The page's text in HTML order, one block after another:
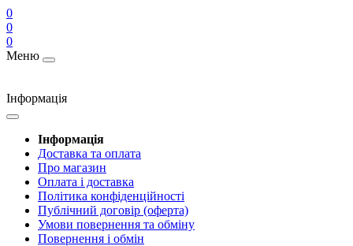
0
0
0
Меню
Інформація
Інформація
Доставка та оплата
Про магазин
Оплата і доставка
Політика конфіденційності
Публічний договір (оферта)
Умови повернення та обміну
Повернення і обмін